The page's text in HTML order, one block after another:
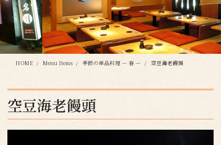
HOME Menu Items 季節の単品料理 － 春 － 空豆海老饅頭
空豆海老饅頭